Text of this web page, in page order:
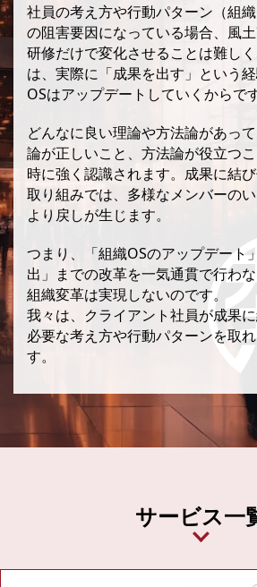
社員の考え方や行動パターン（組
の阻害要因になっている場合、風
研修だけで変化させることは難し
は、実際に「成果を出す」という
OSはアップデートしていくからです
どんなに良い理論や方法論があっ
論が正しいこと、方法論が役立つ
時に強く認識されます。成果に結
取り組みでは、多様なメンバーの
より戻しが生じます。
つまり、「組織OSのアップデート
出」までの改革を一気通貫で行わ
組織変革は実現しないのです。
我々は、クライアント社員が成果
必要な考え方や行動パターンを取
す。
サービス一